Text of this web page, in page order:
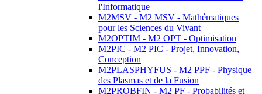
l'Informatique
M2MSV - M2 MSV - Mathématiques
pour les Sciences du Vivant
M2OPTIM - M2 OPT - Optimisation
M2PIC - M2 PIC - Projet, Innovation,
Conception
M2PLASPHYFUS - M2 PPF - Physique
des Plasmas et de la Fusion
M2PROBFIN - M2 PF - Probabilités et